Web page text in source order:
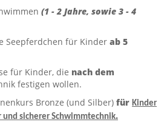
(1 - 2 Jahre, sowie 3 - 4
Seepferdchen für Kinder ab 5
für Kinder, die nach dem
festigen wollen.
Bronze (und Silber) für Kinder
sicherer Schwimmtechnik.